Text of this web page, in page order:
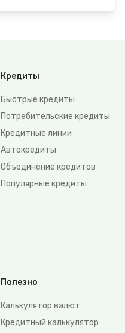
Кредиты
Быстрые кредиты
Потребительские кредиты
Кредитные линии
Автокредиты
Объединение кредитов
Популярные кредиты
Полезно
Калькулятор валют
Кредитный калькулятор